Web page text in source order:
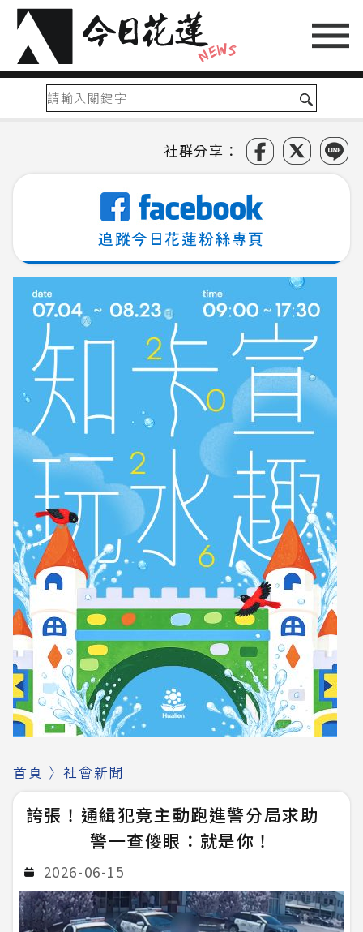
社群分享：
追蹤今日花蓮粉絲專頁
首頁 〉社會新聞
誇張！通緝犯竟主動跑進警分局求助
警一查傻眼：就是你！
2026-06-15